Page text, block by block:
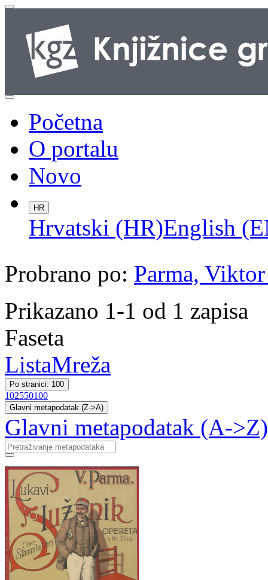
Početna
O portalu
Novo
HR
Hrvatski (HR)English
Probrano po: Parma,
Prikazano 1-1 od 1 zapisa
Faseta
ListaMreža
Po stranici: 100
102550100
Glavni metapodatak (Z->A)
Glavni metapodatak (A->Z)